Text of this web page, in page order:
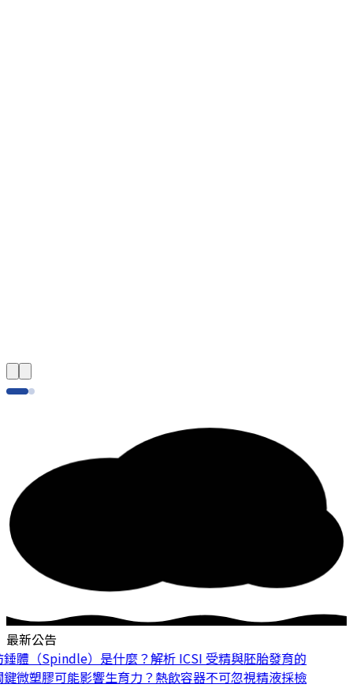
最新公告
體（Spindle）是什麼？解析 ICSI 受精與胚胎發育的
微塑膠可能影響生育力？熱飲容器不可忽視精液採檢